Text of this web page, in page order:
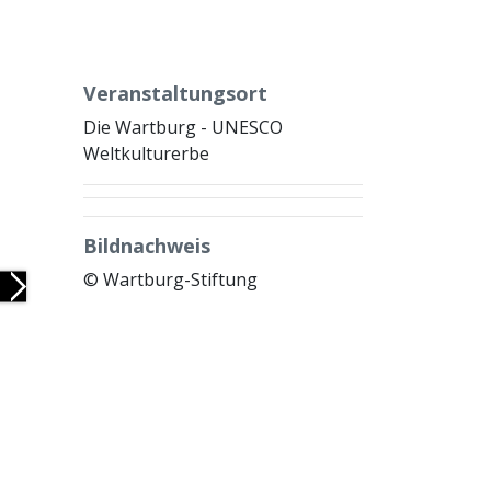
Next
Veranstaltungsort
Die Wartburg - UNESCO
Weltkulturerbe
Bildnachweis
© Wartburg-Stiftung